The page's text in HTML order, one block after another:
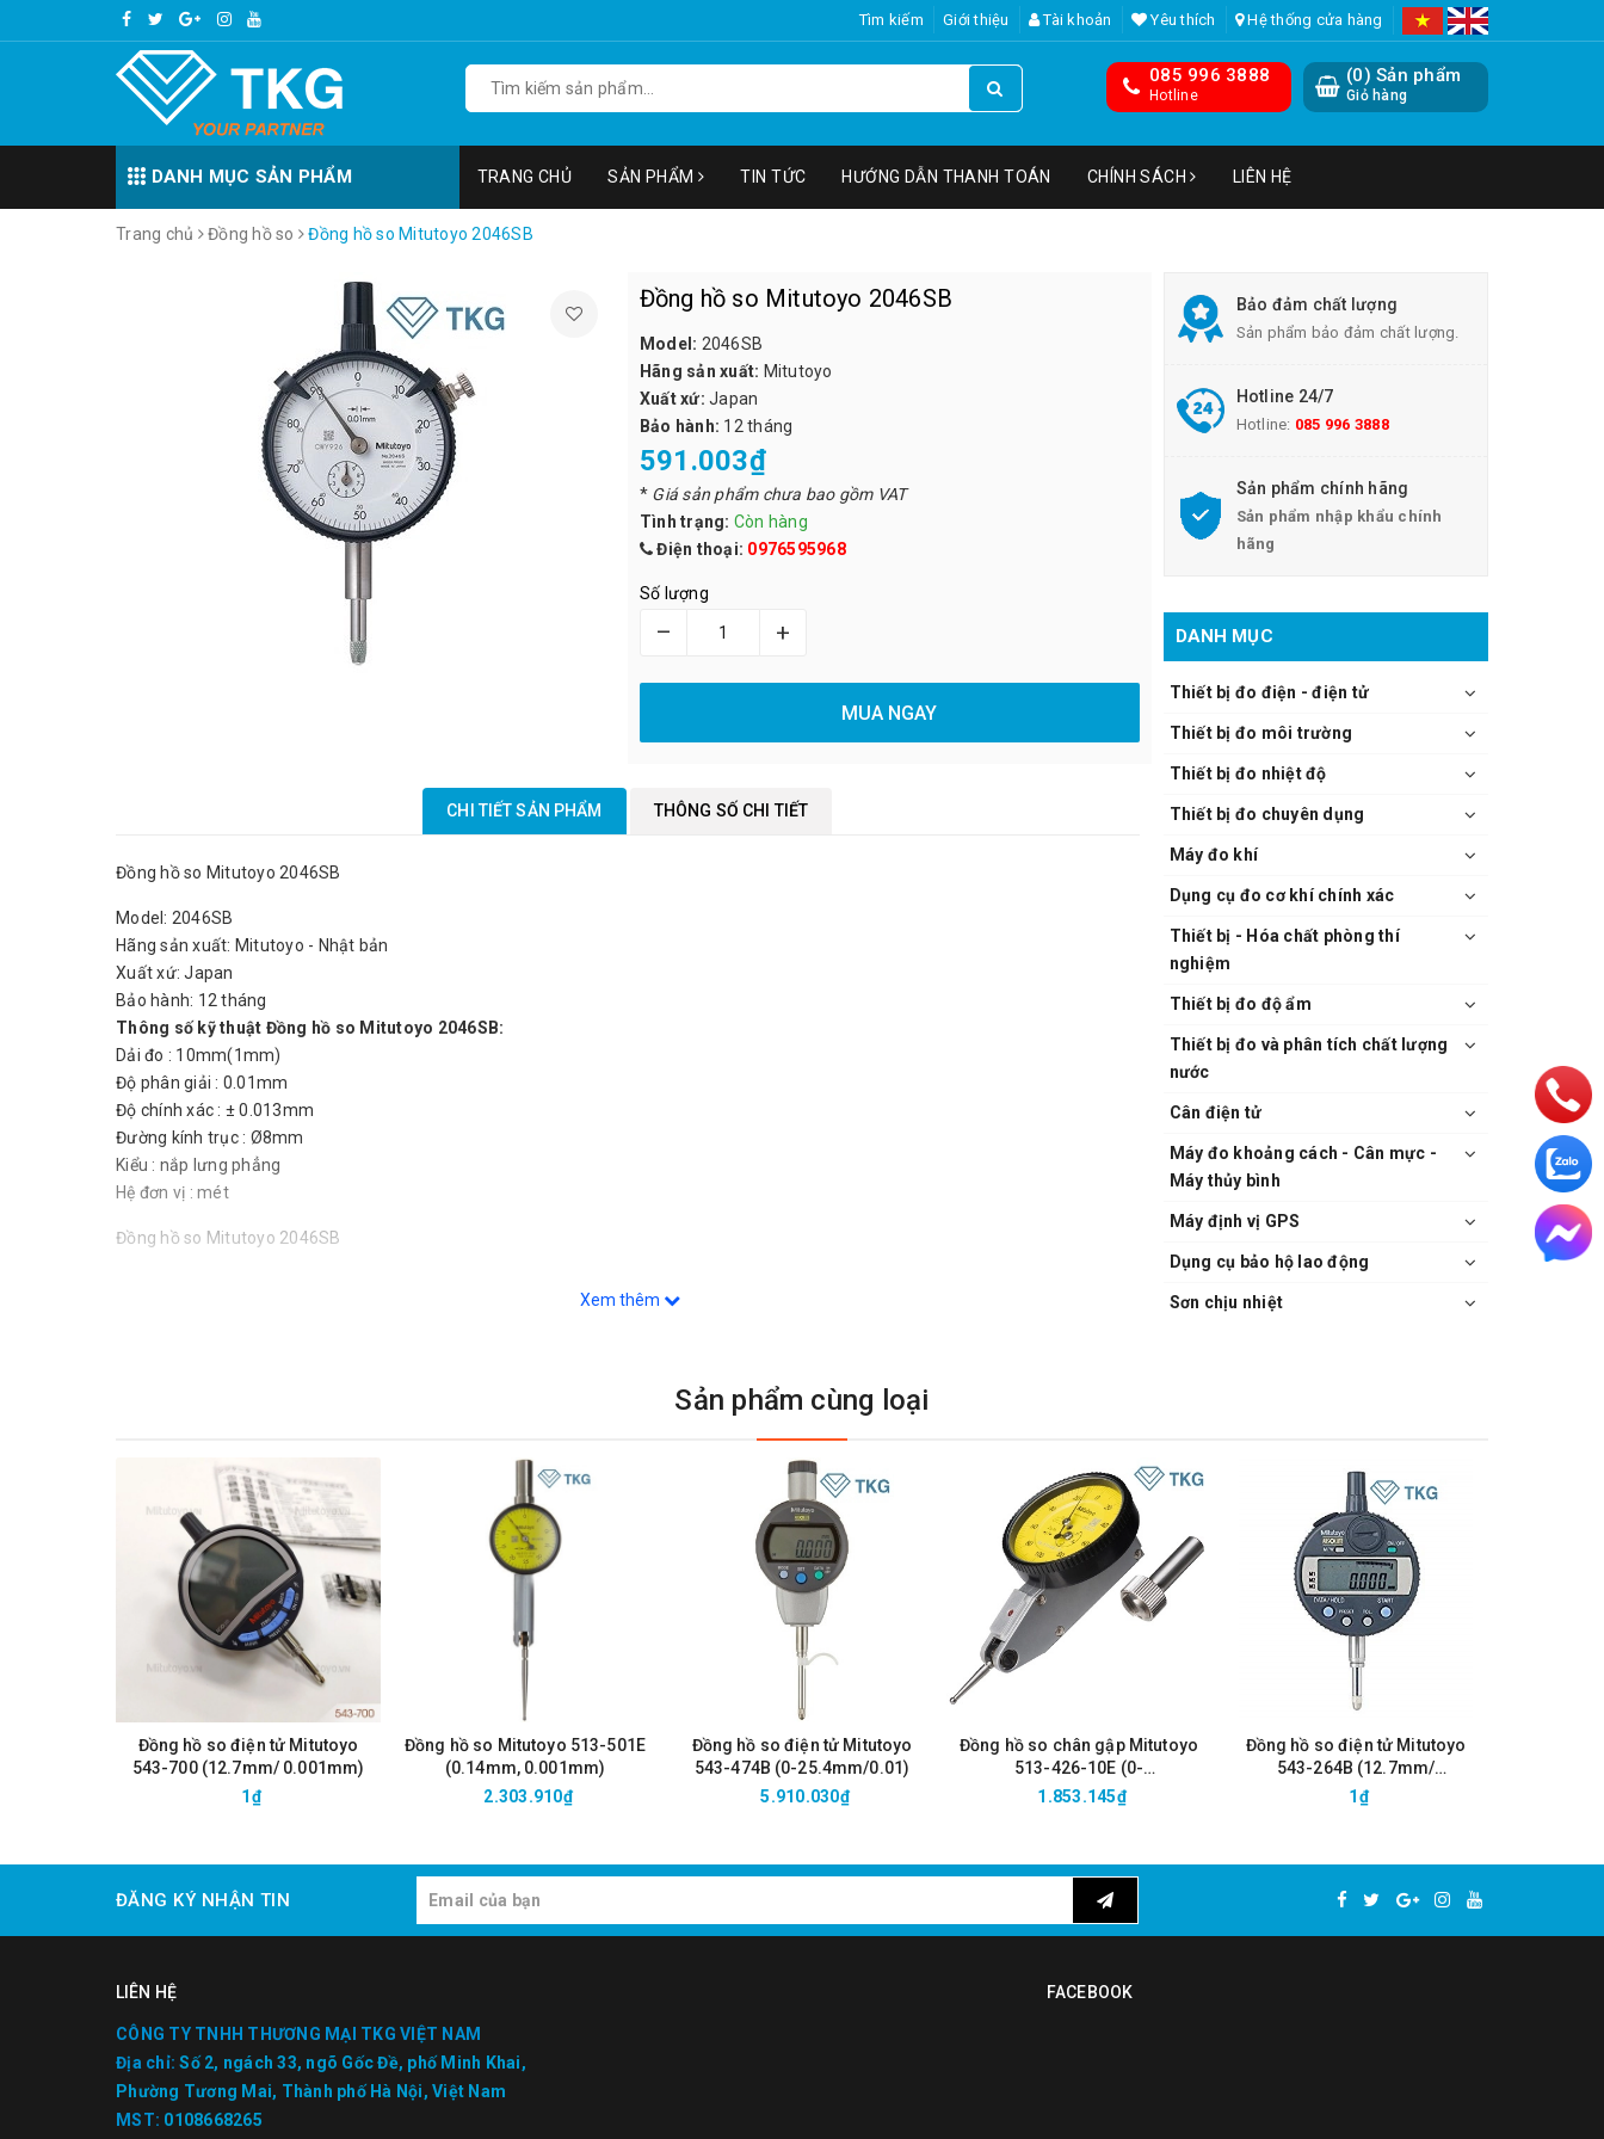
Tìm kiếm Giới thiệu Tài khoản Yêu thích Hệ thống cửa hàng
(0) Sản phẩm
Giỏ hàng
085 996 3888
Hotline
DANH MỤC SẢN PHẨM TRANG CHỦ SẢN PHẨM TIN TỨC HƯỚNG DẪN THANH TOÁN CHÍNH SÁCH LIÊN HỆ
Trang chủ Đồng hồ so Đồng hồ so Mitutoyo 2046SB
Đồng hồ so Mitutoyo 2046SB
Model: 2046SB
Hãng sản xuất: Mitutoyo
Xuất xứ: Japan
Bảo hành: 12 tháng
591.003₫
* Giá sản phẩm chưa bao gồm VAT
Tình trạng: Còn hàng
Điện thoại: 0976595968
Số lượng
– +
MUA NGAY
CHI TIẾT SẢN PHẨM THÔNG SỐ CHI TIẾT
Đồng hồ so Mitutoyo 2046SB
Model: 2046SB
Hãng sản xuất: Mitutoyo - Nhật bản
Xuất xứ: Japan
Bảo hành: 12 tháng
Thông số kỹ thuật Đồng hồ so Mitutoyo 2046SB:
Dải đo : 10mm(1mm)
Độ phân giải : 0.01mm
Độ chính xác : ± 0.013mm
Đường kính trục : Ø8mm
Kiểu : nắp lưng phẳng
Hệ đơn vị : mét
Đồng hồ so Mitutoyo 2046SB
Xem thêm
Bảo đảm chất lượng
Sản phẩm bảo đảm chất lượng.
Hotline 24/7
Hotline: 085 996 3888
Sản phẩm chính hãng
Sản phẩm nhập khẩu chính
hãng
DANH MỤC
Thiết bị đo điện - điện tử
Thiết bị đo môi trường
Thiết bị đo nhiệt độ
Thiết bị đo chuyên dụng
Máy đo khí
Dụng cụ đo cơ khí chính xác
Thiết bị - Hóa chất phòng thí
nghiệm
Thiết bị đo độ ẩm
Thiết bị đo và phân tích chất lượng
nước
Cân điện tử
Máy đo khoảng cách - Cân mực -
Máy thủy bình
Máy định vị GPS
Dụng cụ bảo hộ lao động
Sơn chịu nhiệt
Sản phẩm cùng loại
Đồng hồ so điện tử Mitutoyo
543-700 (12.7mm/ 0.001mm)
1₫
Đồng hồ so Mitutoyo 513-501E
(0.14mm, 0.001mm)
2.303.910₫
Đồng hồ so điện tử Mitutoyo
543-474B (0-25.4mm/0.01)
5.910.030₫
Đồng hồ so chân gập Mitutoyo
513-426-10E (0-
1.5mm/0.01mm)
1.853.145₫
Đồng hồ so điện tử Mitutoyo
543-264B (12.7mm/
0.001mm)
1₫
ĐĂNG KÝ NHẬN TIN
LIÊN HỆ
CÔNG TY TNHH THƯƠNG MẠI TKG VIỆT NAM
Địa chỉ: Số 2, ngách 33, ngõ Gốc Đề, phố Minh Khai,
Phường Tương Mai, Thành phố Hà Nội, Việt Nam
MST: 0108668265
FACEBOOK